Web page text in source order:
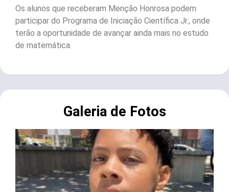
Os alunos que receberam Menção Honrosa podem
participar do Programa de Iniciação Científica Jr., onde
terão a oportunidade de avançar ainda mais no estudo
de matemática.
Galeria de Fotos